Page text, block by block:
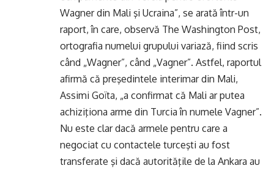
Wagner din Mali şi Ucraina”, se arată într-un
raport, în care, observă The Washington Post,
ortografia numelui grupului variază, fiind scris
când „Wagner”, când „Vagner”. Astfel, raportul
afirmă că preşedintele interimar din Mali,
Assimi Goïta, „a confirmat că Mali ar putea
achiziţiona arme din Turcia în numele Vagner”.
Nu este clar dacă armele pentru care a
negociat cu contactele turceşti au fost
transferate şi dacă autorităţile de la Ankara au